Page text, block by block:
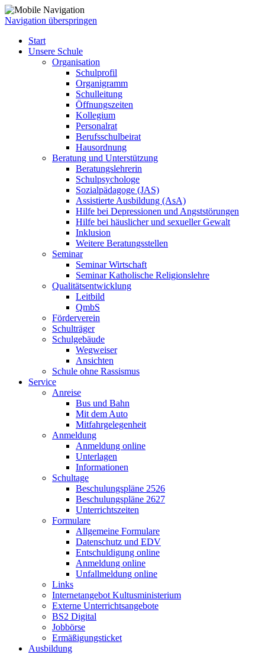
Navigation überspringen
Start
Unsere Schule
Organisation
Schulprofil
Organigramm
Schulleitung
Öffnungszeiten
Kollegium
Personalrat
Berufsschulbeirat
Hausordnung
Beratung und Unterstützung
Beratungslehrerin
Schulpsychologe
Sozialpädagoge (JAS)
Assistierte Ausbildung (AsA)
Hilfe bei Depressionen und Angststörungen
Hilfe bei häuslicher und sexueller Gewalt
Inklusion
Weitere Beratungsstellen
Seminar
Seminar Wirtschaft
Seminar Katholische Religionslehre
Qualitätsentwicklung
Leitbild
QmbS
Förderverein
Schulträger
Schulgebäude
Wegweiser
Ansichten
Schule ohne Rassismus
Service
Anreise
Bus und Bahn
Mit dem Auto
Mitfahrgelegenheit
Anmeldung
Anmeldung online
Unterlagen
Informationen
Schultage
Beschulungspläne 2526
Beschulungspläne 2627
Unterrichtszeiten
Formulare
Allgemeine Formulare
Datenschutz und EDV
Entschuldigung online
Anmeldung online
Unfallmeldung online
Links
Internetangebot Kultusministerium
Externe Unterrichtsangebote
BS2 Digital
Jobbörse
Ermäßigungsticket
Ausbildung